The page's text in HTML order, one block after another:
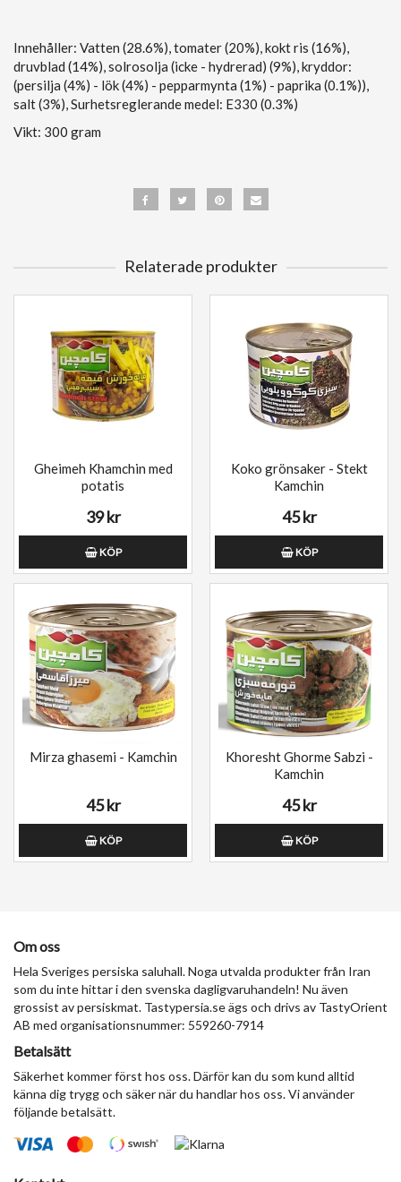
Innehåller: Vatten (28.6%), tomater (20%), kokt ris (16%),
druvblad (14%), solrosolja (icke - hydrerad) (9%), kryddor:
(persilja (4%) - lök (4%) - pepparmynta (1%) - paprika (0.1%)),
salt (3%), Surhetsreglerande medel: E330 (0.3%)
Vikt: 300 gram
Relaterade produkter
Gheimeh Khamchin med
potatis
39 kr
KÖP
Koko grönsaker - Stekt
Kamchin
45 kr
KÖP
Mirza ghasemi - Kamchin
45 kr
KÖP
Khoresht Ghorme Sabzi -
Kamchin
45 kr
KÖP
Om oss
Hela Sveriges persiska saluhall. Noga utvalda produkter från Iran
som du inte hittar i den svenska dagligvaruhandeln! Nu även
grossist av persiskmat. Tastypersia.se ägs och drivs av TastyOrient
AB med organisationsnummer: 559260-7914
Betalsätt
Säkerhet kommer först hos oss. Därför kan du som kund alltid
känna dig trygg och säker när du handlar hos oss. Vi använder
följande betalsätt.